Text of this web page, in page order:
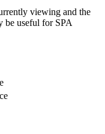
viewing and the
be useful for SPA